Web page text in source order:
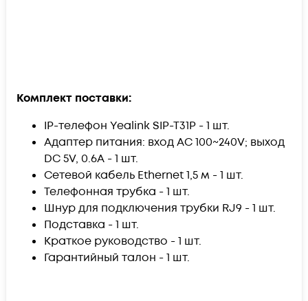
Комплект поставки:
IP-телефон Yealink SIP-T31P - 1 шт.
Адаптер питания: вход AC 100~240V; выход
DC 5V, 0.6А - 1 шт.
Сетевой кабель Ethernet 1,5 м - 1 шт.
Телефонная трубка - 1 шт.
Шнур для подключения трубки RJ9 - 1 шт.
Подставка - 1 шт.
Краткое руководство - 1 шт.
Гарантийный талон - 1 шт.